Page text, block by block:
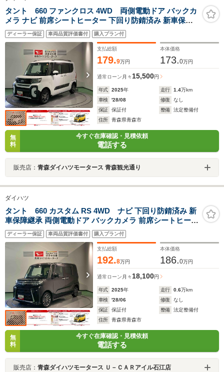
タント 660 ファンクロス 4WD 両側電動ドア バックカ
メラ ナビ 前席シートヒーター 下回り防錆済み 新車保障
継承 衝突被害軽減ブレーキ
ディーラー保証 車両品質評価書付 購入プラン付
支払総額
179.9万円
本体価格
173.0万円
通常ローン 月々15,500円
年式 2025年 走行 1.4万km
車検
'28/08 修復
なし
保証
保証付 整備
法定整備付
住所
青森県青森市
無
料
今すぐ在庫確認・見積依頼
電話する
販売店： 青森ダイハツモータース 青森観光通り
ダイハツ
タント 660 カスタム RS 4WD ナビ 下回り防錆済み 新
車保障継承 両側電動ドア バックカメラ 前席シートヒータ
ー 衝突被害軽減ブレーキ 障害物センサー
ディーラー保証 車両品質評価書付 購入プラン付
支払総額
192.8万円
本体価格
186.0万円
通常ローン 月々18,100円
年式 2025年 走行 0.6万km
車検
'28/06 修復
なし
保証
保証付 整備
法定整備付
住所
青森県青森市
無
料
今すぐ在庫確認・見積依頼
電話する
販売店： 青森ダイハツモータース Ｕ－ＣＡＲアイル石江店